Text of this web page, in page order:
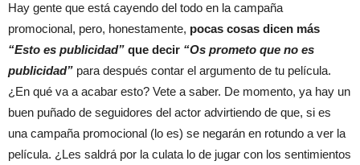
Hay gente que está cayendo del todo en la campaña
promocional, pero, honestamente, pocas cosas dicen más
“Esto es publicidad” que decir “Os prometo que no es
publicidad” para después contar el argumento de tu película.
¿En qué va a acabar esto? Vete a saber. De momento, ya hay un
buen puñado de seguidores del actor advirtiendo de que, si es
una campaña promocional (lo es) se negarán en rotundo a ver la
película. ¿Les saldrá por la culata lo de jugar con los sentimientos